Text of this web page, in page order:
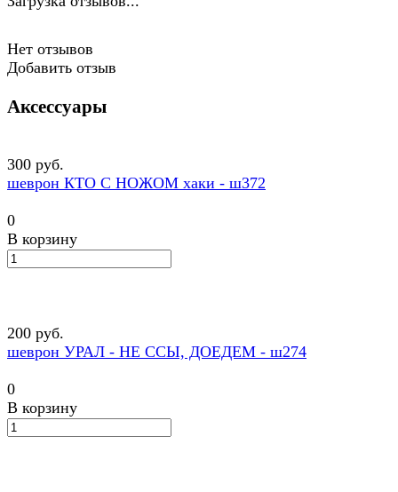
Нет отзывов
Добавить отзыв
Аксессуары
300 руб.
шеврон КТО С НОЖОМ хаки - ш372
0
В корзину
200 руб.
шеврон УРАЛ - НЕ ССЫ, ДОЕДЕМ - ш274
0
В корзину